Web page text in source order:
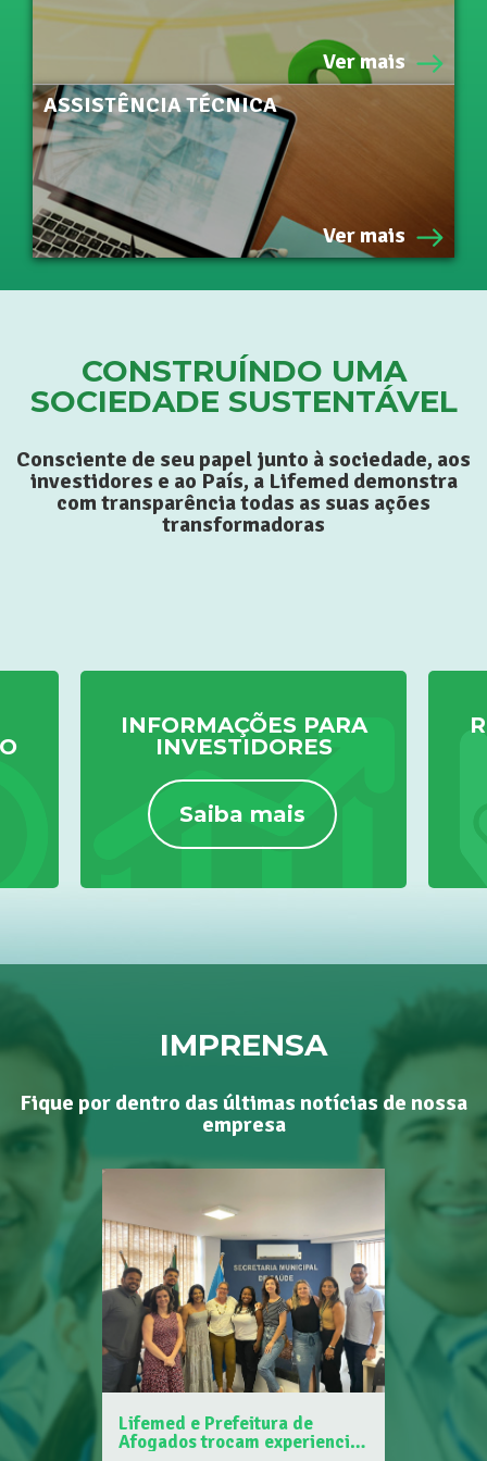
Saiba mais
Ver mais
ASSISTÊNCIA TÉCNICA
Ver mais
CONSTRUÍNDO UMA
SOCIEDADE SUSTENTÁVEL
Consciente de seu papel junto à sociedade, aos
investidores e ao País, a Lifemed demonstra
com transparência todas as suas ações
transformadoras
INFORMAÇÕES PARA
INVESTIDORES
Saiba mais
IMPRENSA
Fique por dentro das últimas notícias de nossa
empresa
Lifemed e Prefeitura de
Afogados trocam experiencias